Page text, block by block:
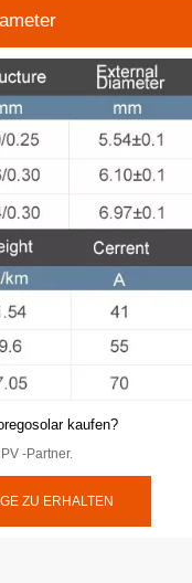
kaufen?
-Partner.
ZU ERHALTEN